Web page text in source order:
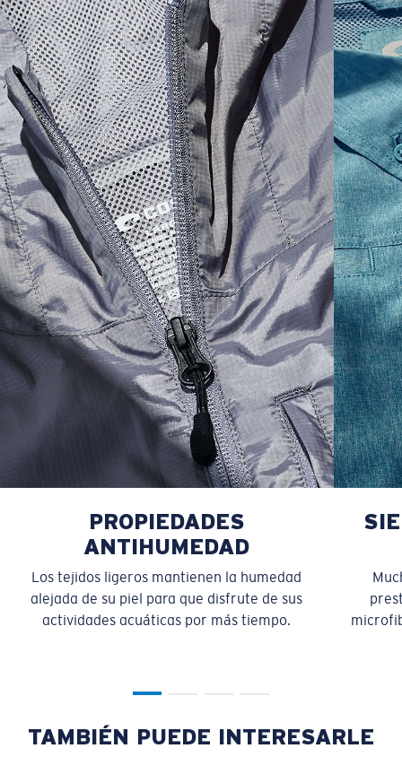
SIZES 1. CHEST 2. BODY LENGTH 3. SLEEVE LENGTH
S 19" 27” 7 ¾”
M 21" 28" 8 ¼”
L 23” 29” 8 ¾”
XL 25” 30” 9 ¼”
XXL 27” 31” 9 ¾”
PROPIEDADES
ANTIHUMEDAD
Los tejidos ligeros mantienen la humedad
alejada de su piel para que disfrute de sus
actividades acuáticas por más tiempo.
TAMBIÉN PUEDE INTERESARLE